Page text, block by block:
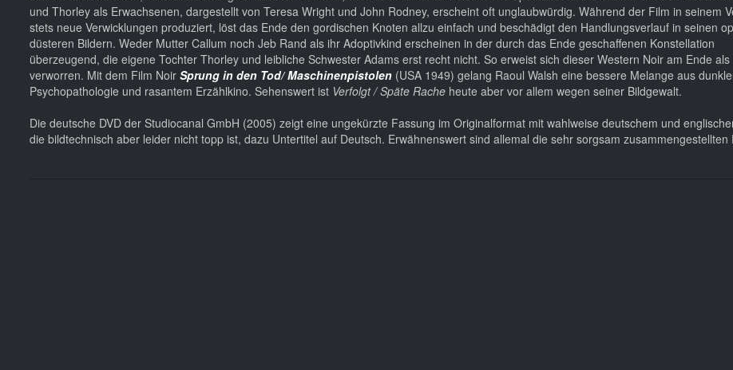
und Thorley als Erwachsenen, dargestellt von Teresa Wright und John Rodney, erscheint oft unglaubwürdig. Während der Film in seinem
stets neue Verwicklungen produziert, löst das Ende den gordischen Knoten allzu einfach und beschädigt den Handlungsverlauf in seinen
düsteren Bildern. Weder Mutter Callum noch Jeb Rand als ihr Adoptivkind erscheinen in der durch das Ende geschaffenen Konstellation
überzeugend, die eigene Tochter Thorley und leibliche Schwester Adams erst recht nicht. So erweist sich dieser Western Noir am Ende als
verworren. Mit dem Film Noir Sprung in den Tod/ Maschinenpistolen (USA 1949) gelang Raoul Walsh eine bessere Melange aus
Psychopathologie und rasantem Erzählkino. Sehenswert ist Verfolgt / Späte Rache heute aber vor allem wegen seiner Bildgewalt.
Die deutsche DVD der Studiocanal GmbH (2005) zeigt eine ungekürzte Fassung im Originalformat mit wahlweise deutschem und
die bildtechnisch aber leider nicht topp ist, dazu Untertitel auf Deutsch. Erwähnenswert sind allemal die sehr sorgsam zusammengestellten